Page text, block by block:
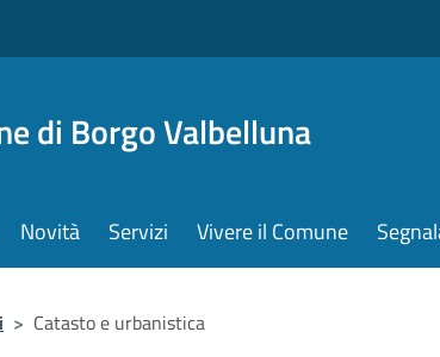
di Borgo Valbelluna
Novità Servizi Vivere il Comune
> Catasto e urbanistica